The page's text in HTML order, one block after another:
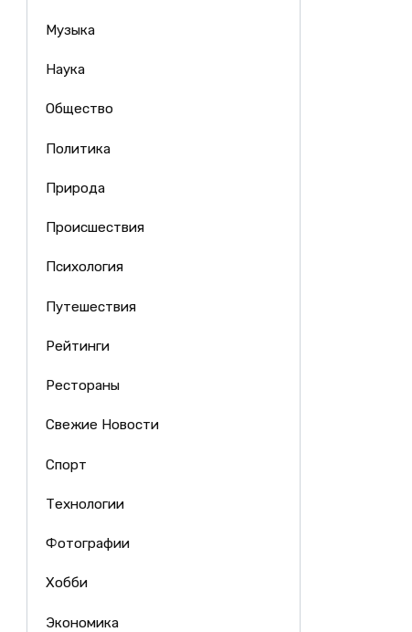
Музыка
Наука
Общество
Политика
Природа
Происшествия
Психология
Путешествия
Рейтинги
Рестораны
Свежие Новости
Спорт
Технологии
Фотографии
Хобби
Экономика